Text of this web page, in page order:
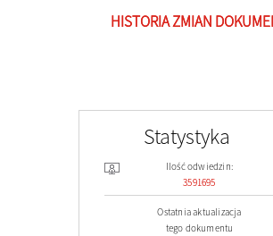
Statystyka
Ilość odwiedzin:
3591695
Ostatnia aktualizacja
tego dokumentu
HISTORIA ZMIAN